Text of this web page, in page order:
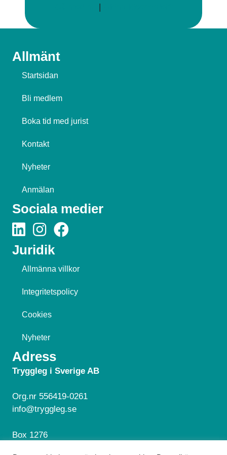
|
Allmänt
Startsidan
Bli medlem
Boka tid med jurist
Kontakt
Nyheter
Anmälan
Sociala medier
Juridik
Allmänna villkor
Integritetspolicy
Cookies
Nyheter
Adress
Tryggleg i Sverige AB
Org.nr 556419-0261
info@tryggleg.se
Box 1276